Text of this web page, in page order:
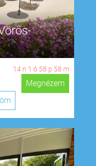
14 n 1 ó 58 p 57 m
Megnézem